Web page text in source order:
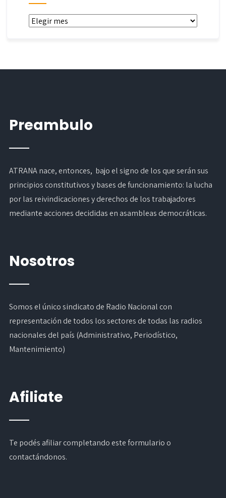
Archivos
Preambulo
ATRANA nace, entonces, bajo el signo de los que serán sus
principios constitutivos y bases de funcionamiento: la lucha
por las reivindicaciones y derechos de los trabajadores
mediante acciones decididas en asambleas democráticas.
Nosotros
Somos el único sindicato de Radio Nacional con
representación de todos los sectores de todas las radios
nacionales del país (Administrativo, Periodístico,
Mantenimiento)
Afiliate
Te podés afiliar completandoeste formularioo
contactándonos.